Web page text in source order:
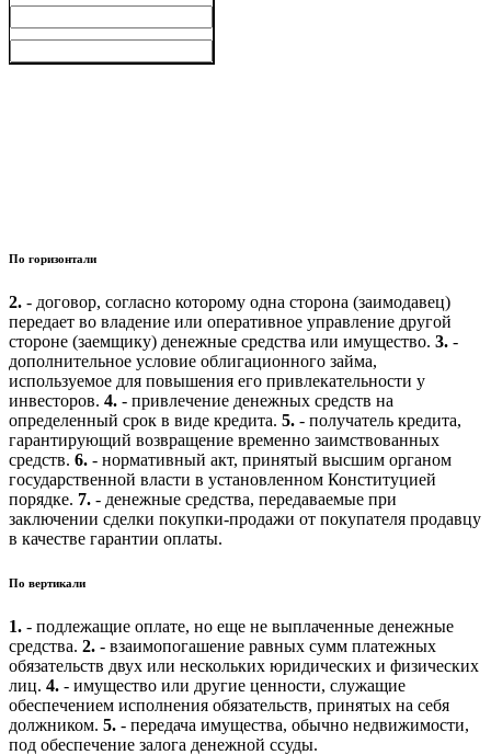
По горизонтали
2. - договор, согласно которому одна сторона (заимодавец)
передает во владение или оперативное управление другой
стороне (заемщику) денежные средства или имущество. 3. -
дополнительное условие облигационного займа,
используемое для повышения его привлекательности у
инвесторов. 4. - привлечение денежных средств на
определенный срок в виде кредита. 5. - получатель кредита,
гарантирующий возвращение временно заимствованных
средств. 6. - нормативный акт, принятый высшим органом
государственной власти в установленном Конституцией
порядке. 7. - денежные средства, передаваемые при
заключении сделки покупки-продажи от покупателя продавцу
в качестве гарантии оплаты.
По вертикали
1. - подлежащие оплате, но еще не выплаченные денежные
средства. 2. - взаимопогашение равных сумм платежных
обязательств двух или нескольких юридических и физических
лиц. 4. - имущество или другие ценности, служащие
обеспечением исполнения обязательств, принятых на себя
должником. 5. - передача имущества, обычно недвижимости,
под обеспечение залога денежной ссуды.